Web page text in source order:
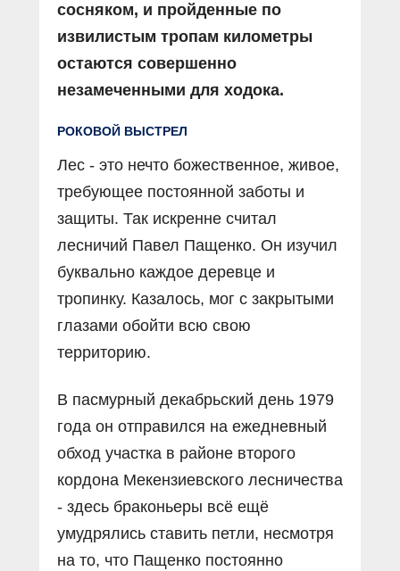
сосняком, и пройденные по
извилистым тропам километры
остаются совершенно
незамеченными для ходока.
РОКОВОЙ ВЫСТРЕЛ
Лес - это нечто божественное, живое,
требующее постоянной заботы и
защиты. Так искренне считал
лесничий Павел Пащенко. Он изучил
буквально каждое деревце и
тропинку. Казалось, мог с закрытыми
глазами обойти всю свою
территорию.
В пасмурный декабрьский день 1979
года он отправился на ежедневный
обход участка в районе второго
кордона Мекензиевского лесничества
- здесь браконьеры всё ещё
умудрялись ставить петли, несмотря
на то, что Пащенко постоянно